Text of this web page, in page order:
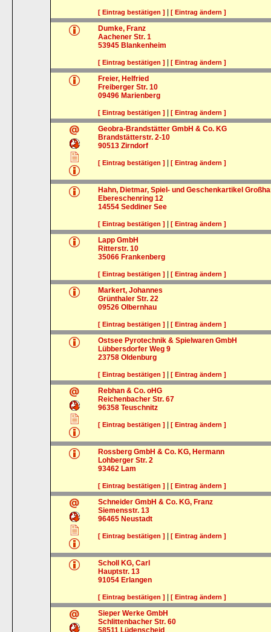
[ Eintrag bestätigen ] |[ Eintrag ändern ]
Dumke, Franz
Aachener Str. 1
53945 Blankenheim
[ Eintrag bestätigen ] |[ Eintrag ändern ]
Freier, Helfried
Freiberger Str. 10
09496 Marienberg
[ Eintrag bestätigen ] |[ Eintrag ändern ]
Geobra-Brandstätter GmbH & Co. KG
Brandstätterstr. 2-10
90513 Zirndorf
[ Eintrag bestätigen ] |[ Eintrag ändern ]
Hahn, Dietmar, Spiel- und Geschenkartikel
Ebereschenring 12
14554 Seddiner See
[ Eintrag bestätigen ] |[ Eintrag ändern ]
Lapp GmbH
Ritterstr. 10
35066 Frankenberg
[ Eintrag bestätigen ] |[ Eintrag ändern ]
Markert, Johannes
Grünthaler Str. 22
09526 Olbernhau
[ Eintrag bestätigen ] |[ Eintrag ändern ]
Ostsee Pyrotechnik & Spielwaren GmbH
Lübbersdorfer Weg 9
23758 Oldenburg
[ Eintrag bestätigen ] |[ Eintrag ändern ]
Rebhan & Co. oHG
Reichenbacher Str. 67
96358 Teuschnitz
[ Eintrag bestätigen ] |[ Eintrag ändern ]
Rossberg GmbH & Co. KG, Hermann
Lohberger Str. 2
93462 Lam
[ Eintrag bestätigen ] |[ Eintrag ändern ]
Schneider GmbH & Co. KG, Franz
Siemensstr. 13
96465 Neustadt
[ Eintrag bestätigen ] |[ Eintrag ändern ]
Scholl KG, Carl
Hauptstr. 13
91054 Erlangen
[ Eintrag bestätigen ] |[ Eintrag ändern ]
Sieper Werke GmbH
Schlittenbacher Str. 60
58511 Lüdenscheid